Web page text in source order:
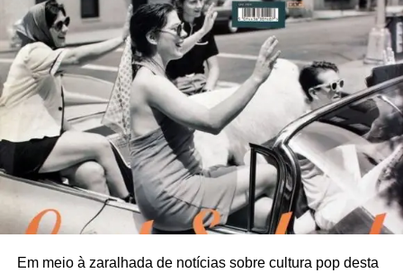
Em meio à zaralhada de notícias sobre cultura pop desta